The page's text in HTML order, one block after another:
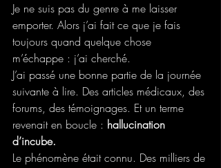
Je ne suis pas du genre à me laisser
emporter. Alors j’ai fait ce que je fais
toujours quand quelque chose
m’échappe : j’ai cherché.
J’ai passé une bonne partie de la journée
suivante à lire. Des articles médicaux, des
forums, des témoignages. Et un terme
revenait en boucle : hallucination
d’incube.
Le phénomène était connu. Des milliers de